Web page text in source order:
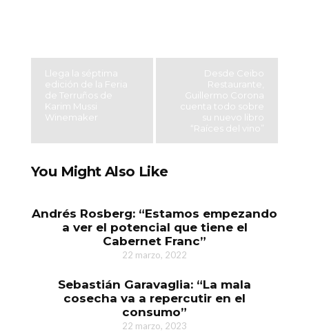
Llega la séptima
edición de la Feria
de Terruños de
Karim Mussi
Winemaker
Desde Ceibo
Restaurante,
Guillermo Corona
cuenta todo sobre
su nuevo libro
“Raíces del vino”
You Might Also Like
Andrés Rosberg: “Estamos empezando
a ver el potencial que tiene el
Cabernet Franc”
22 marzo, 2022
Sebastián Garavaglia: “La mala
cosecha va a repercutir en el
consumo”
22 marzo, 2023